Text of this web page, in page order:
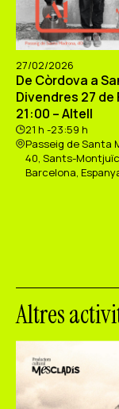
27/02/2026
De Còrdova a
Divendres 27 de
21:00 – Altell
21 h -23:59 h
Passeig de Santa
40, Sants-
Barcelona,
Altres